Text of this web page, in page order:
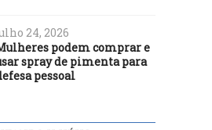
24, 2026
podem comprar e
spray de pimenta para
pessoal